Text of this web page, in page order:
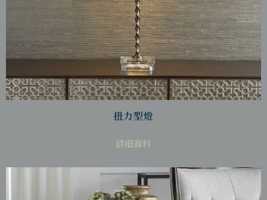
扭力型燈
詳細資料